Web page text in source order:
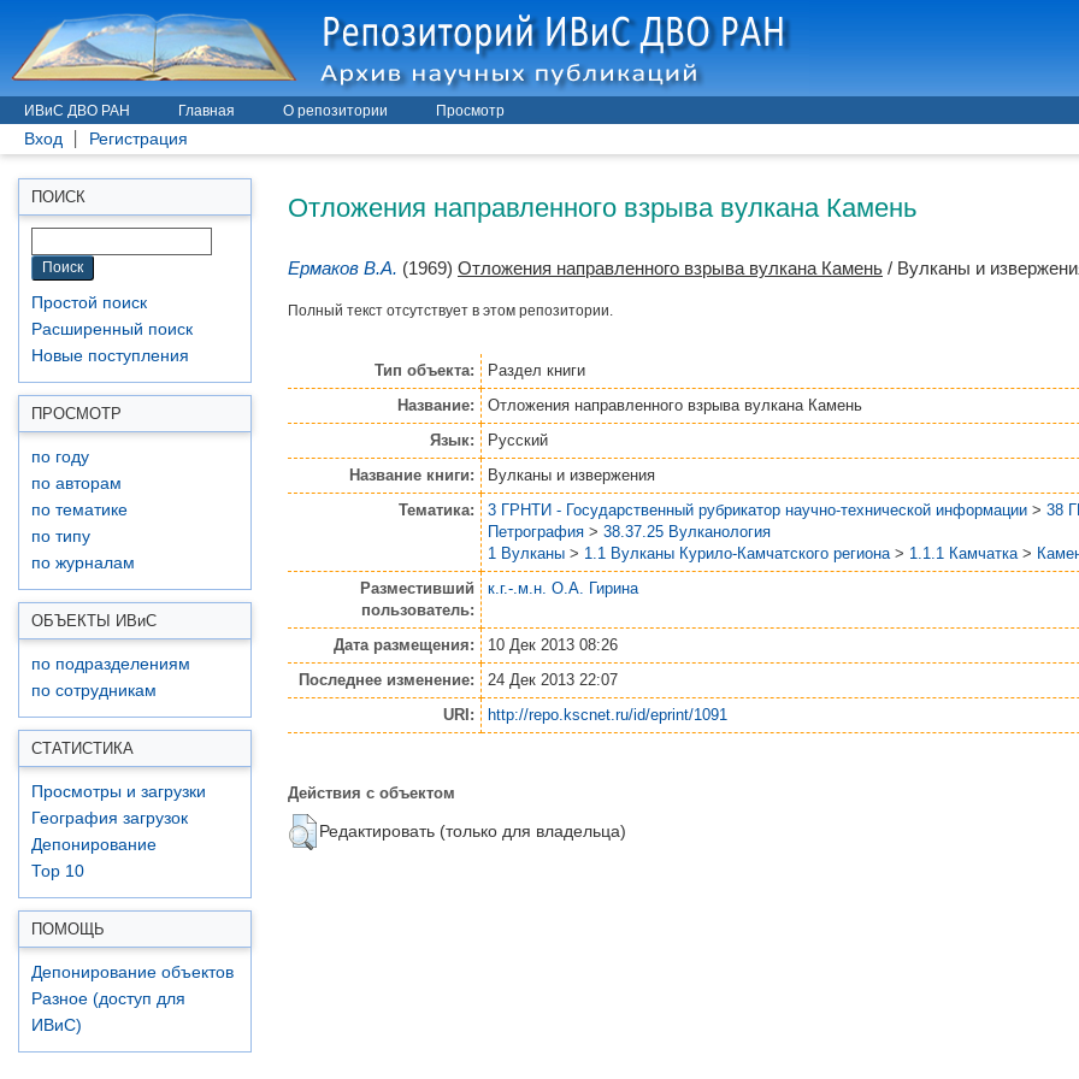
ИВиС ДВО РАН Главная О репозитории Просмотр
Вход Регистрация
ПОИСК
Простой поиск
Расширенный поиск
Новые поступления
ПРОСМОТР
по году
по авторам
по тематике
по типу
по журналам
ОБЪЕКТЫ ИВиС
по подразделениям
по сотрудникам
СТАТИСТИКА
Просмотры и загрузки
География загрузок
Депонирование
Top 10
ПОМОЩЬ
Депонирование объектов
Разное (доступ для
ИВиС)
Отложения направленного взрыва вулкана Камень
Ермаков В.А. (1969) Отложения направленного взрыва вулкана Камень / Вулканы и
Полный текст отсутствует в этом репозитории.
Тип объекта:
Раздел книги
Название:
Отложения направленного взрыва вулкана Камень
Язык:
Русский
Название книги:
Вулканы и извержения
Тематика:
3 ГРНТИ - Государственный рубрикатор научно-технической информации > 38
Петрография > 38.37.25 Вулканология
1 Вулканы > 1.1 Вулканы Курило-Камчатского региона > 1.1.1 Камчатка >
Разместивший
пользователь:
к.г.-.м.н. О.А. Гирина
Дата размещения:
10 Дек 2013 08:26
Последнее изменение:
24 Дек 2013 22:07
URI:
http://repo.kscnet.ru/id/eprint/1091
Действия с объектом
Редактировать (только для владельца)